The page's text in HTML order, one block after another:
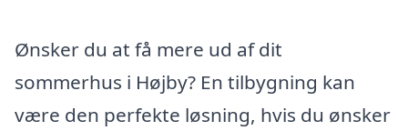
Ønsker du at få mere ud af dit
sommerhus i Højby? En tilbygning kan
være den perfekte løsning, hvis du ønsker